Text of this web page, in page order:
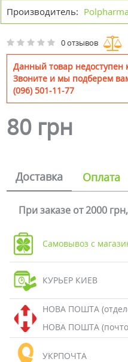
Производитель:
0 отзывов
Данный товар недоступен
Звоните и мы подберем
(096) 501-11-77
80 грн
Доставка Оплата
При заказе от 2000
Самовывоз с
КУРЬЕР КИЕВ
НОВА ПОШТА
НОВА ПОШТА
УКРПОЧТА